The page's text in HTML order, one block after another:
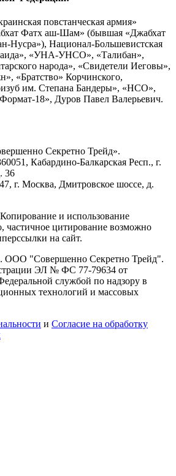
повстанческая армия»
Фатх аш-Шам» (бывшая «Джабхат
Нусра»), Национал-Большевистская
«УНА-УНСО», «Талибан»,
народа», «Свидетели Иеговы»,
«Братство» Корчинского,
им. Степана Бандеры», «НСО»,
18», Дуров Павел Валерьевич.
Секретно Трейд».
Кабардино-Балкарская Респ., г.
36
г. Москва, Дмитровское шоссе, д.
и использование
частичное цитирование возможно
на сайт.
ООО "Совершенно Секретно Трейд".
ЭЛ № ФС 77-79634 от
службой по надзору в
технологий и массовых
и Согласие на обработку